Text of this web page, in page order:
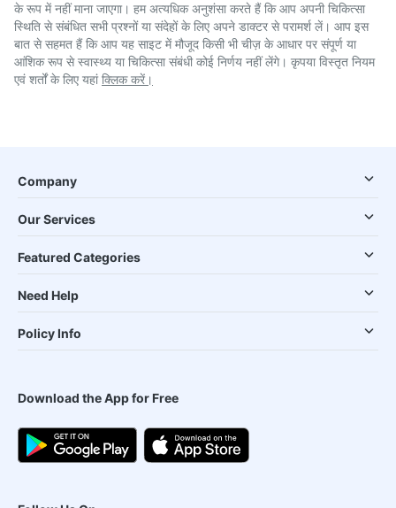
के रूप में नहीं माना जाएगा। हम अत्यधिक अनुशंसा करते हैं कि आप अपनी चिकित्सा
स्थिति से संबंधित सभी प्रश्नों या संदेहों के लिए अपने डाक्टर से परामर्श लें। आप इस
बात से सहमत हैं कि आप यह साइट में मौजूद किसी भी चीज़ के आधार पर संपूर्ण या
आंशिक रूप से स्वास्थ्य या चिकित्सा संबंधी कोई निर्णय नहीं लेंगे। कृपया विस्तृत नियम
एवं शर्तों के लिए यहांक्लिक करें।
Company
Our Services
Featured Categories
Need Help
Policy Info
Download the App for Free